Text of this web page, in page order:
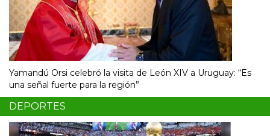
Yamandú Orsi celebró la visita de León XIV a Uruguay: “Es
una señal fuerte para la región”
DEPORTES